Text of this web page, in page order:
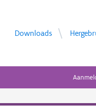
Downloads